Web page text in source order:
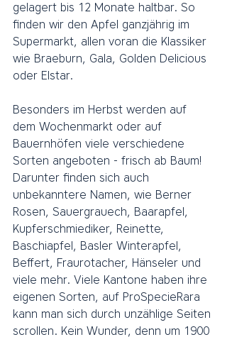
gelagert bis 12 Monate haltbar. So
finden wir den Apfel ganzjährig im
Supermarkt, allen voran die Klassiker
wie Braeburn, Gala, Golden Delicious
oder Elstar.
Besonders im Herbst werden auf
dem Wochenmarkt oder auf
Bauernhöfen viele verschiedene
Sorten angeboten - frisch ab Baum!
Darunter finden sich auch
unbekanntere Namen, wie Berner
Rosen, Sauergrauech, Baarapfel,
Kupferschmiediker, Reinette,
Baschiapfel, Basler Winterapfel,
Beffert, Fraurotacher, Hänseler und
viele mehr. Viele Kantone haben ihre
eigenen Sorten, auf ProSpecieRara
kann man sich durch unzählige Seiten
scrollen. Kein Wunder, denn um 1900